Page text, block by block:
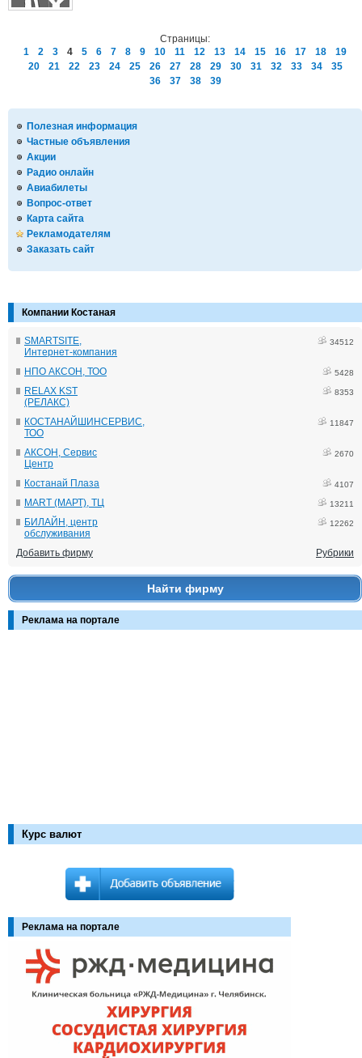
Полезная информация
Частные объявления
Акции
Радио онлайн
Авиабилеты
Вопрос-ответ
Карта сайта
Рекламодателям
Заказать сайт
Компании Костаная
SMARTSITE,
Интернет-компания
34512
НПО АКСОН, ТОО 5428
RELAX KST
(РЕЛАКС)
8353
КОСТАНАЙШИНСЕРВИС,
ТОО
11847
АКСОН, Сервис
Центр
2670
Костанай Плаза 4107
MART (МАРТ), ТЦ 13211
БИЛАЙН, центр
обслуживания
12262
Добавить фирму Рубрики
Найти фирму
Реклама на портале
Курс валют
Страницы:
1
2 3 4 5 6 7 8 9 10 11 12 13 14 15 16 17 18
19
20
21 22 23 24 25 26 27 28 29 30 31 32 33 34
35
36
37 38 39
Реклама на портале